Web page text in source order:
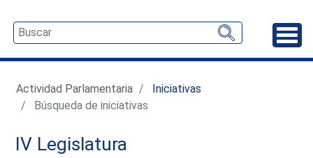
Actividad Parlamentaria
Iniciativas
Búsqueda de iniciativas
IV Legislatura